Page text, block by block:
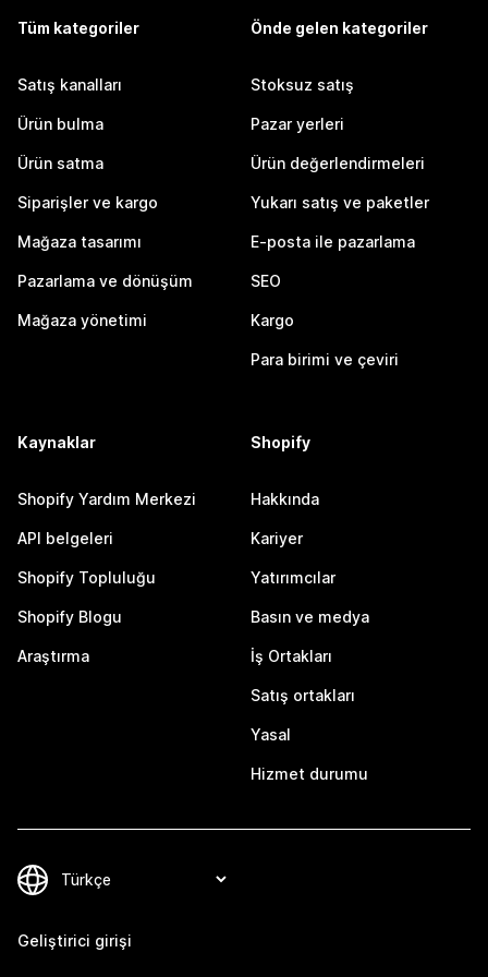
Tüm kategoriler
Satış kanalları
Ürün bulma
Ürün satma
Siparişler ve kargo
Mağaza tasarımı
Pazarlama ve dönüşüm
Mağaza yönetimi
Önde gelen kategoriler
Stoksuz satış
Pazar yerleri
Ürün değerlendirmeleri
Yukarı satış ve paketler
E-posta ile pazarlama
SEO
Kargo
Para birimi ve çeviri
Kaynaklar
Shopify Yardım Merkezi
API belgeleri
Shopify Topluluğu
Shopify Blogu
Araştırma
Shopify
Hakkında
Kariyer
Yatırımcılar
Basın ve medya
İş Ortakları
Satış ortakları
Yasal
Hizmet durumu
Geliştirici girişi